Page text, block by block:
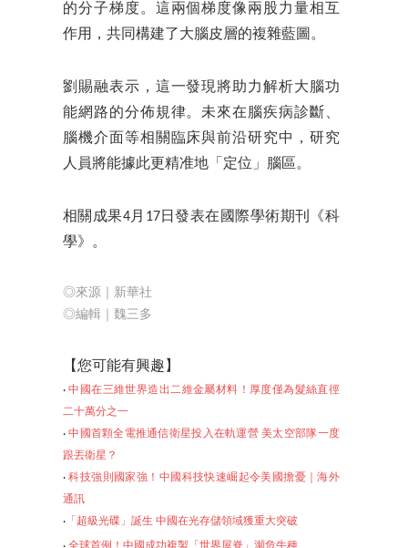
的分子梯度。這兩個梯度像兩股力量相互
作用，共同構建了大腦皮層的複雜藍圖。
劉賜融表示，這一發現將助力解析大腦功
能網路的分佈規律。未來在腦疾病診斷、
腦機介面等相關臨床與前沿研究中，研究
人員將能據此更精准地「定位」腦區。
相關成果4月17日發表在國際學術期刊《科
學》。
◎來源｜新華社
◎編輯｜魏三多
【您可能有興趣】
‧中國在三維世界造出二維金屬材料！厚度僅為髮絲直徑
二十萬分之一
‧中國首顆全電推通信衛星投入在軌運營 美太空部隊一度
跟丟衛星？
‧科技強則國家強！中國科技快速崛起令美國擔憂｜海外
通訊
‧ 「超級光碟」誕生 中國在光存儲領域獲重大突破